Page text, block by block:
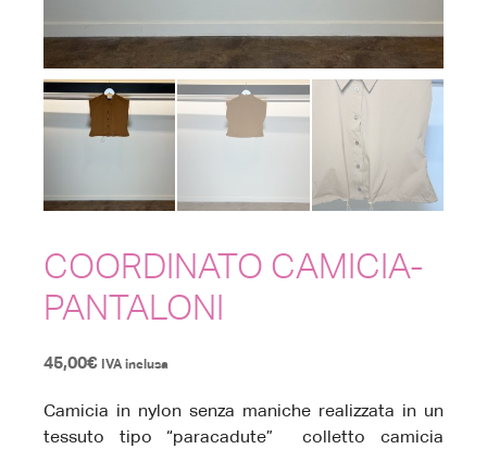
COORDINATO CAMICIA-
PANTALONI
45,00€ IVA inclusa
Camicia in nylon senza maniche realizzata in un
tessuto tipo “paracadute” colletto camicia